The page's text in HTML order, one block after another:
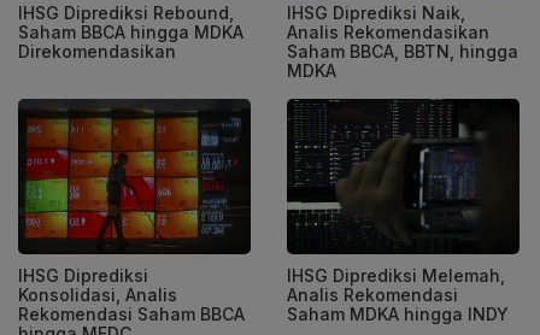
IHSG Diprediksi Rebound,
Saham BBCA hingga MDKA
Direkomendasikan
IHSG Diprediksi Naik,
Analis Rekomendasikan
Saham BBCA, BBTN, hingga
MDKA
IHSG Diprediksi
Konsolidasi, Analis
Rekomendasi Saham BBCA
IHSG Diprediksi Melemah,
Analis Rekomendasi
Saham MDKA hingga INDY